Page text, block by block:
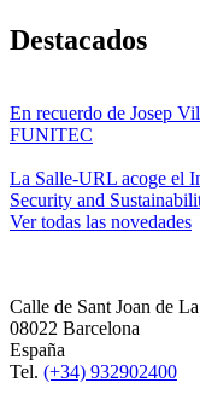
Destacados
En recuerdo de Josep
FUNITEC
La Salle-URL acoge el
Security and
Ver todas las novedades
Calle de Sant Joan de
08022 Barcelona
España
Tel. (+34) 932902400